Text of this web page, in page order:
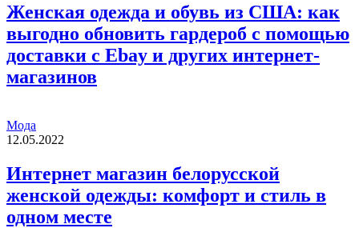
Женская одежда и обувь из США: как
выгодно обновить гардероб с помощью
доставки с Ebay и других интернет-
магазинов
Мода
12.05.2022
Интернет магазин белорусской
женской одежды: комфорт и стиль в
одном месте